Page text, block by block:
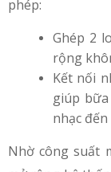
phép:
Ghép 2
rộng
Kết nối
giúp
nhạc
Nhờ công suất